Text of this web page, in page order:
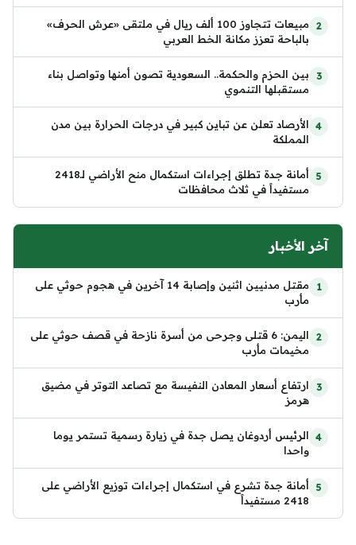
مبيعات تتجاوز 100 ألف ريال في ملتقى «عرش الحرف»
بالباحة تعزز مكانة الخط العربي
بين الحزم والحكمة.. السعودية تصون أمنها وتواصل بناء
مستقبلها التنموي
الأرصاد تعلن عن تباين كبير في درجات الحرارة بين مدن
المملكة
أمانة جدة تطلق إجراءات استكمال منح الأراضي لـ2418
مستفيداً في ثلاث محافظات
آخر الأخبار
مقتل مدنيين اثنين وإصابة 14 آخرين في هجوم حوثي على
مأرب
اليمن: 6 قتلى وجرحى من أسرة نازحة في قصف حوثي على
مخيمات مأرب
ارتفاع أسعار المعادن النفيسة مع تصاعد التوتر في مضيق
هرمز
الرئيس أردوغان يصل جدة في زيارة رسمية تستمر يوما
واحدا
أمانة جدة تشرع في استكمال إجراءات توزيع الأراضي على
2418 مستفيداً